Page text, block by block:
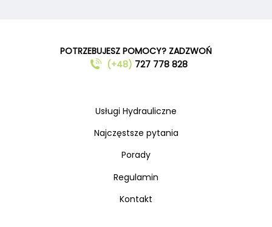
POTRZEBUJESZ POMOCY? ZADZWOŃ
(+48) 727 778 828
Usługi Hydrauliczne
Najczęstsze pytania
Porady
Regulamin
Kontakt